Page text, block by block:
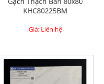
KHC80225BM
Giá: Liên hệ